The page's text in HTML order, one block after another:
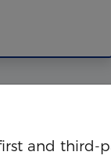
and third-